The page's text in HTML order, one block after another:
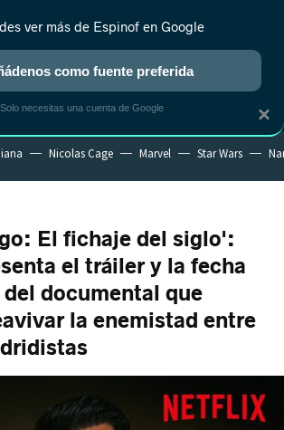
NUEVO
REALITY ANIME RANKINGS CINE
Nicolas Cage Marvel Star Wars
El fichaje del siglo':
el tráiler y la fecha
documental que
la enemistad entre
×
ver más de Espinof en Google
como fuente preferida
Solo necesitas una cuenta de Google